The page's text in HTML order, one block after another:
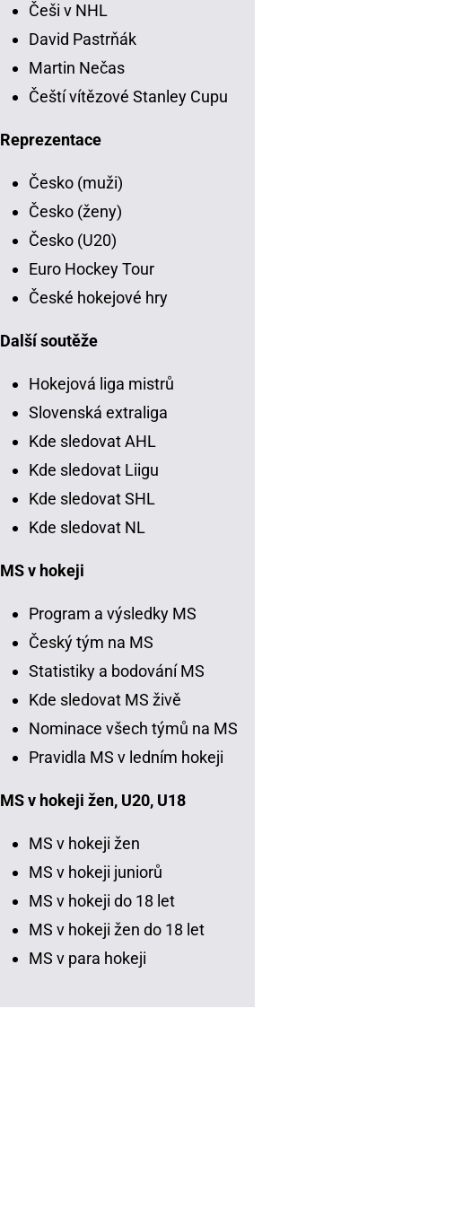
Češi v NHL
David Pastrňák
Martin Nečas
Čeští vítězové Stanley Cupu
Reprezentace
Česko (muži)
Česko (ženy)
Česko (U20)
Euro Hockey Tour
České hokejové hry
Další soutěže
Hokejová liga mistrů
Slovenská extraliga
Kde sledovat AHL
Kde sledovat Liigu
Kde sledovat SHL
Kde sledovat NL
MS v hokeji
Program a výsledky MS
Český tým na MS
Statistiky a bodování MS
Kde sledovat MS živě
Nominace všech týmů na MS
Pravidla MS v ledním hokeji
MS v hokeji žen, U20, U18
MS v hokeji žen
MS v hokeji juniorů
MS v hokeji do 18 let
MS v hokeji žen do 18 let
MS v para hokeji